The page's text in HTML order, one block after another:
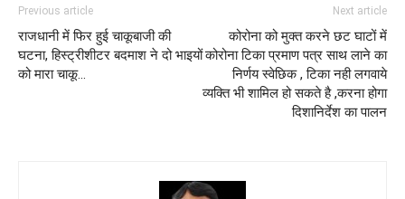
Previous article
राजधानी में फिर हुई चाकूबाजी की
घटना, हिस्ट्रीशीटर बदमाश ने दो भाइयों
को मारा चाकू...
Next article
कोरोना को मुक्त करने छट घाटों में
कोरोना टिका प्रमाण पत्र साथ लाने का
निर्णय स्वेछिक , टिका नही लगवाये
व्यक्ति भी शामिल हो सकते है ,करना होगा
दिशानिर्देश का पालन